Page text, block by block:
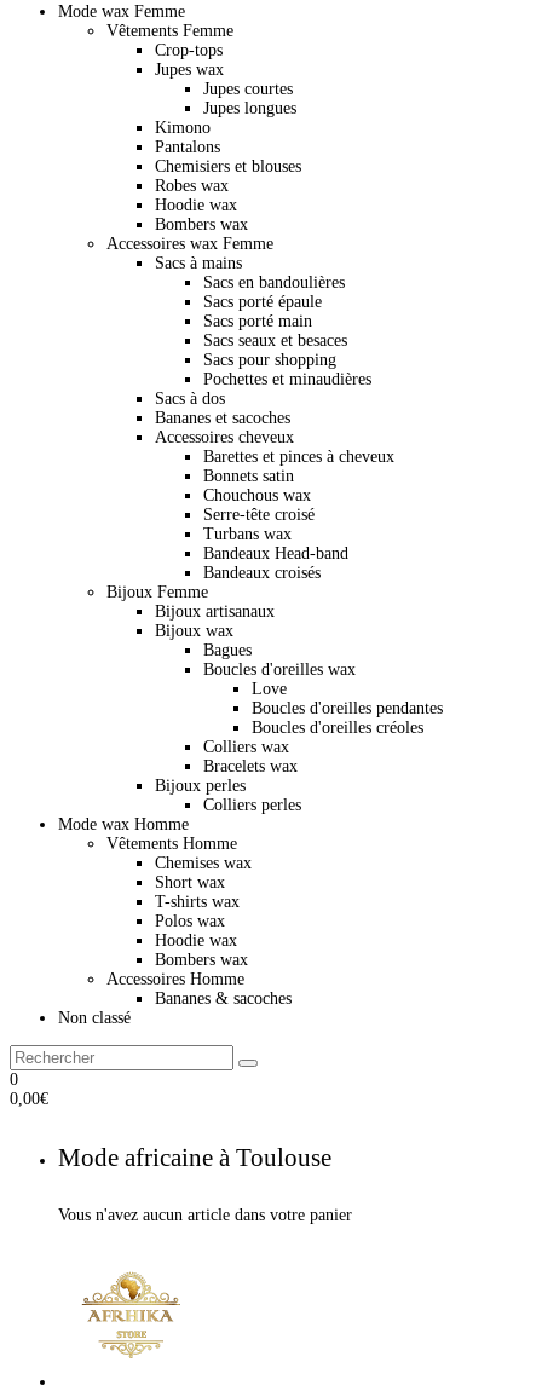
Mode wax Femme
Vêtements Femme
Crop-tops
Jupes wax
Jupes courtes
Jupes longues
Kimono
Pantalons
Chemisiers et blouses
Robes wax
Hoodie wax
Bombers wax
Accessoires wax Femme
Sacs à mains
Sacs en bandoulières
Sacs porté épaule
Sacs porté main
Sacs seaux et besaces
Sacs pour shopping
Pochettes et minaudières
Sacs à dos
Bananes et sacoches
Accessoires cheveux
Barettes et pinces à cheveux
Bonnets satin
Chouchous wax
Serre-tête croisé
Turbans wax
Bandeaux Head-band
Bandeaux croisés
Bijoux Femme
Bijoux artisanaux
Bijoux wax
Bagues
Boucles d'oreilles wax
Love
Boucles d'oreilles pendantes
Boucles d'oreilles créoles
Colliers wax
Bracelets wax
Bijoux perles
Colliers perles
Mode wax Homme
Vêtements Homme
Chemises wax
Short wax
T-shirts wax
Polos wax
Hoodie wax
Bombers wax
Accessoires Homme
Bananes & sacoches
Non classé
0
0,00€
Mode africaine à Toulouse
Vous n'avez aucun article dans votre panier